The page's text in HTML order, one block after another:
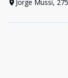
Jorge Mussi,